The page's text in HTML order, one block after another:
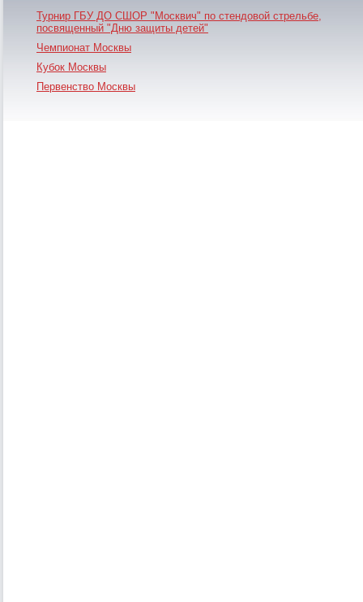
Турнир ГБУ ДО СШОР "Москвич" по стендовой стрельбе,
посвященный "Дню защиты детей"
Чемпионат Москвы
Кубок Москвы
Первенство Москвы